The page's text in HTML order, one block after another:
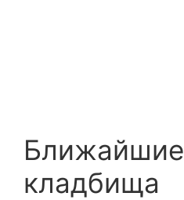
Ближайшие
кладбища